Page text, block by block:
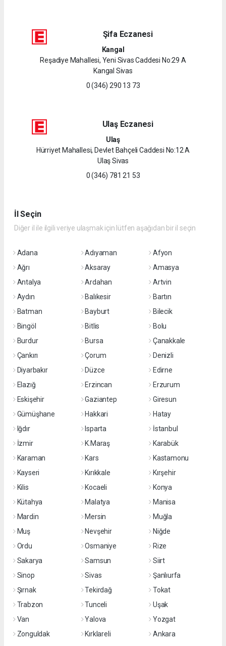
Şifa Eczanesi
Kangal
Reşadiye Mahallesi, Yeni Sivas Caddesi No:29 A
Kangal Sivas
0 (346) 290 13 73
Ulaş Eczanesi
Ulaş
Hürriyet Mahallesi, Devlet Bahçeli Caddesi No:12 A
Ulaş Sivas
0 (346) 781 21 53
İl Seçin
Diğer il ile ilgili veriye ulaşmak için lütfen aşağıdan bir il seçin
Adana Adıyaman
Afyon
Ağrı
Aksaray
Amasya
Antalya
Ardahan
Artvin
Aydın
Balıkesir
Bartın
Batman
Bayburt
Bilecik
Bingöl
Bitlis
Bolu
Burdur
Bursa
Çanakkale
Çankırı
Çorum
Denizli
Diyarbakır
Düzce
Edirne
Elazığ
Erzincan
Erzurum
Eskişehir
Gaziantep
Giresun
Gümüşhane
Hakkari
Hatay
Iğdır
Isparta
İstanbul
İzmir
K.Maraş
Karabük
Karaman
Kars
Kastamonu
Kayseri
Kırıkkale
Kırşehir
Kilis
Kocaeli
Konya
Kütahya
Malatya
Manisa
Mardin
Mersin
Muğla
Muş
Nevşehir
Niğde
Ordu
Osmaniye
Rize
Sakarya
Samsun
Siirt
Sinop
Sivas
Şanlıurfa
Şırnak
Tekirdağ
Tokat
Trabzon
Tunceli
Uşak
Van
Yalova
Yozgat
Zonguldak
Kırklareli Ankara